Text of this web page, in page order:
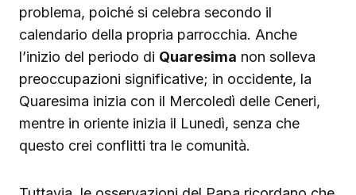
problema, poiché si celebra secondo il
calendario della propria parrocchia. Anche
l’inizio del periodo di Quaresima non solleva
preoccupazioni significative; in occidente, la
Quaresima inizia con il Mercoledì delle Ceneri,
mentre in oriente inizia il Lunedì, senza che
questo crei conflitti tra le comunità.